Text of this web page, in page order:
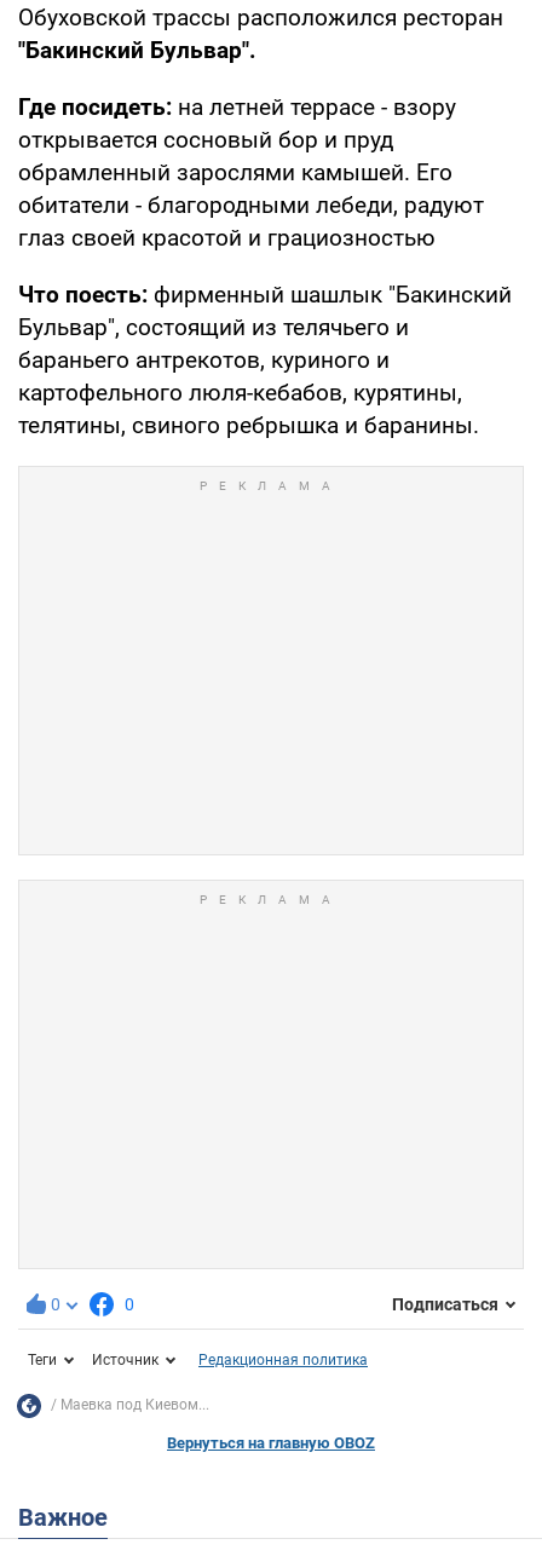
Обуховской трассы расположился ресторан
"Бакинский Бульвар".
Где посидеть: на летней террасе - взору
открывается сосновый бор и пруд
обрамленный зарослями камышей. Его
обитатели - благородными лебеди, радуют
глаз своей красотой и грациозностью
Что поесть: фирменный шашлык "Бакинский
Бульвар", состоящий из телячьего и
бараньего антрекотов, куриного и
картофельного люля-кебабов, курятины,
телятины, свиного ребрышка и баранины.
0 0 Подписаться
Теги Источник Редакционная политика
Маевка под Киевом...
Вернуться на главную OBOZ
Важное